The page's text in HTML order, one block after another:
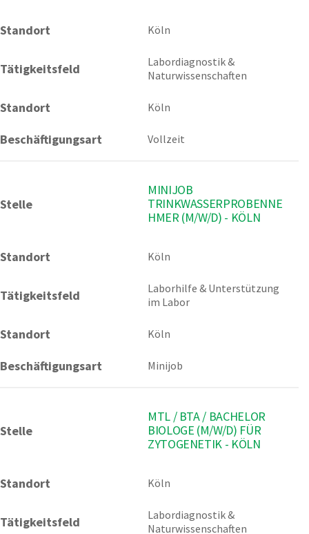
Standort Köln
Tätigkeitsfeld
Labordiagnostik &
Naturwissenschaften
Standort Köln
Beschäftigungsart Vollzeit
Stelle
MINIJOB
TRINKWASSERPROBENNE
HMER (M/W/D) - KÖLN
Standort Köln
Tätigkeitsfeld
Laborhilfe & Unterstützung
im Labor
Standort Köln
Beschäftigungsart Minijob
Stelle
MTL / BTA / BACHELOR
BIOLOGE (M/W/D) FÜR
ZYTOGENETIK - KÖLN
Standort Köln
Tätigkeitsfeld
Labordiagnostik &
Naturwissenschaften